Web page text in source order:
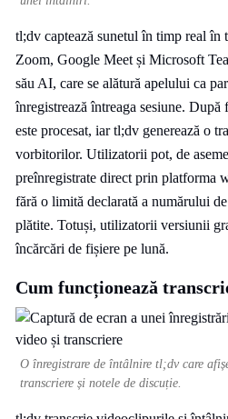
tl;dv captează sunetul în timp real
Zoom, Google Meet și Microsoft
său AI, care se alătură apelului ca
înregistrează întreaga sesiune.
este procesat, iar tl;dv generează o
vorbitorilor. Utilizatorii pot, de
preînregistrate direct prin platforma
fără o limită declarată a numărului
plătite. Totuși, utilizatorii versiunii
încărcări de fișiere pe lună.
Cum funcționează
O înregistrare de întâlnire tl;dv care
transcriere și notele de discuție.